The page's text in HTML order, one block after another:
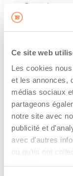
Ce site web
Les cookies
et les annonces,
médias sociaux
partageons
notre site avec
publicité et
avec d'autres
ou qu'ils ont
Possède ses
Veux
l’entreprise
The driver
quebec
Has a vehicle
province:
quebec